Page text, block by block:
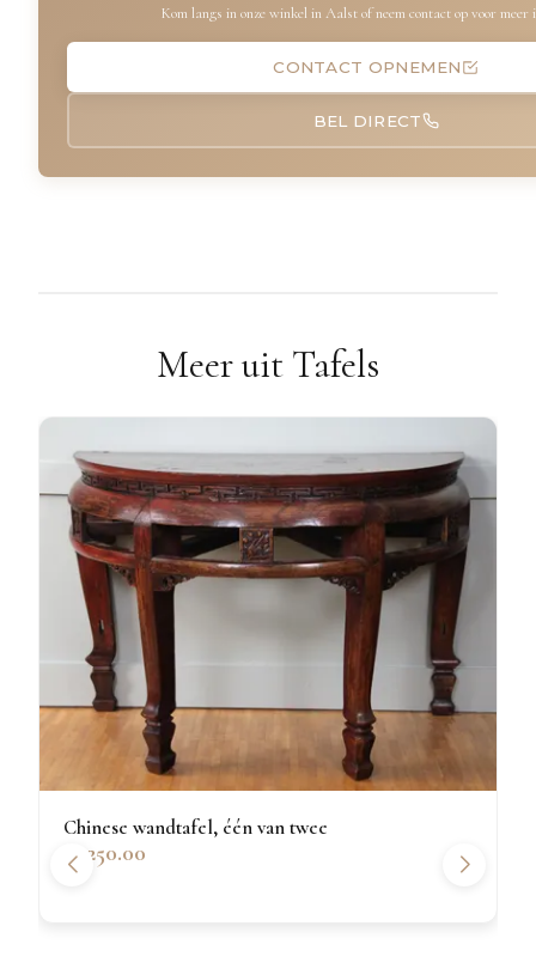
Kom langs in onze winkel in Aalst of neem contact op voor meer
CONTACT OPNEMEN
BEL DIRECT
Meer uit Tafels
Chinese wandtafel, één van twee
€1250.00